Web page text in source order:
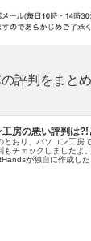
評判をまとめ
工房の悪い評判は
とおり、パソコン工房
もチェックしましたよ
が独自に作成し